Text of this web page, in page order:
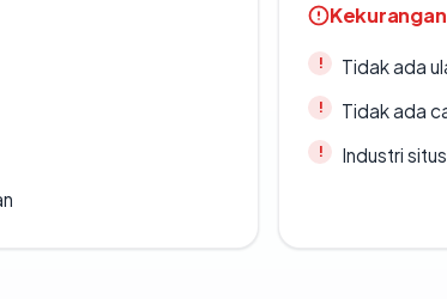
Kekurangan
Tidak ada
Tidak ada
Industri